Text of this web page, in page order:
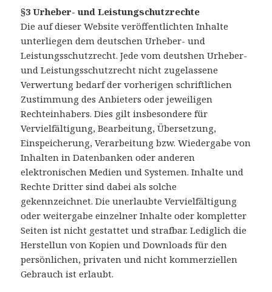
§3 Urheber- und Leistungschutzrechte
Die auf dieser Website veröffentlichten Inhalte
unterliegen dem deutschen Urheber- und
Leistungsschutzrecht. Jede vom deutshen Urheber-
und Leistungsschutzrecht nicht zugelassene
Verwertung bedarf der vorherigen schriftlichen
Zustimmung des Anbieters oder jeweiligen
Rechteinhabers. Dies gilt insbesondere für
Vervielfältigung, Bearbeitung, Übersetzung,
Einspeicherung, Verarbeitung bzw. Wiedergabe von
Inhalten in Datenbanken oder anderen
elektronischen Medien und Systemen. Inhalte und
Rechte Dritter sind dabei als solche
gekennzeichnet. Die unerlaubte Vervielfältigung
oder weitergabe einzelner Inhalte oder kompletter
Seiten ist nicht gestattet und strafbar. Lediglich die
Herstellun von Kopien und Downloads für den
persönlichen, privaten und nicht kommerziellen
Gebrauch ist erlaubt.